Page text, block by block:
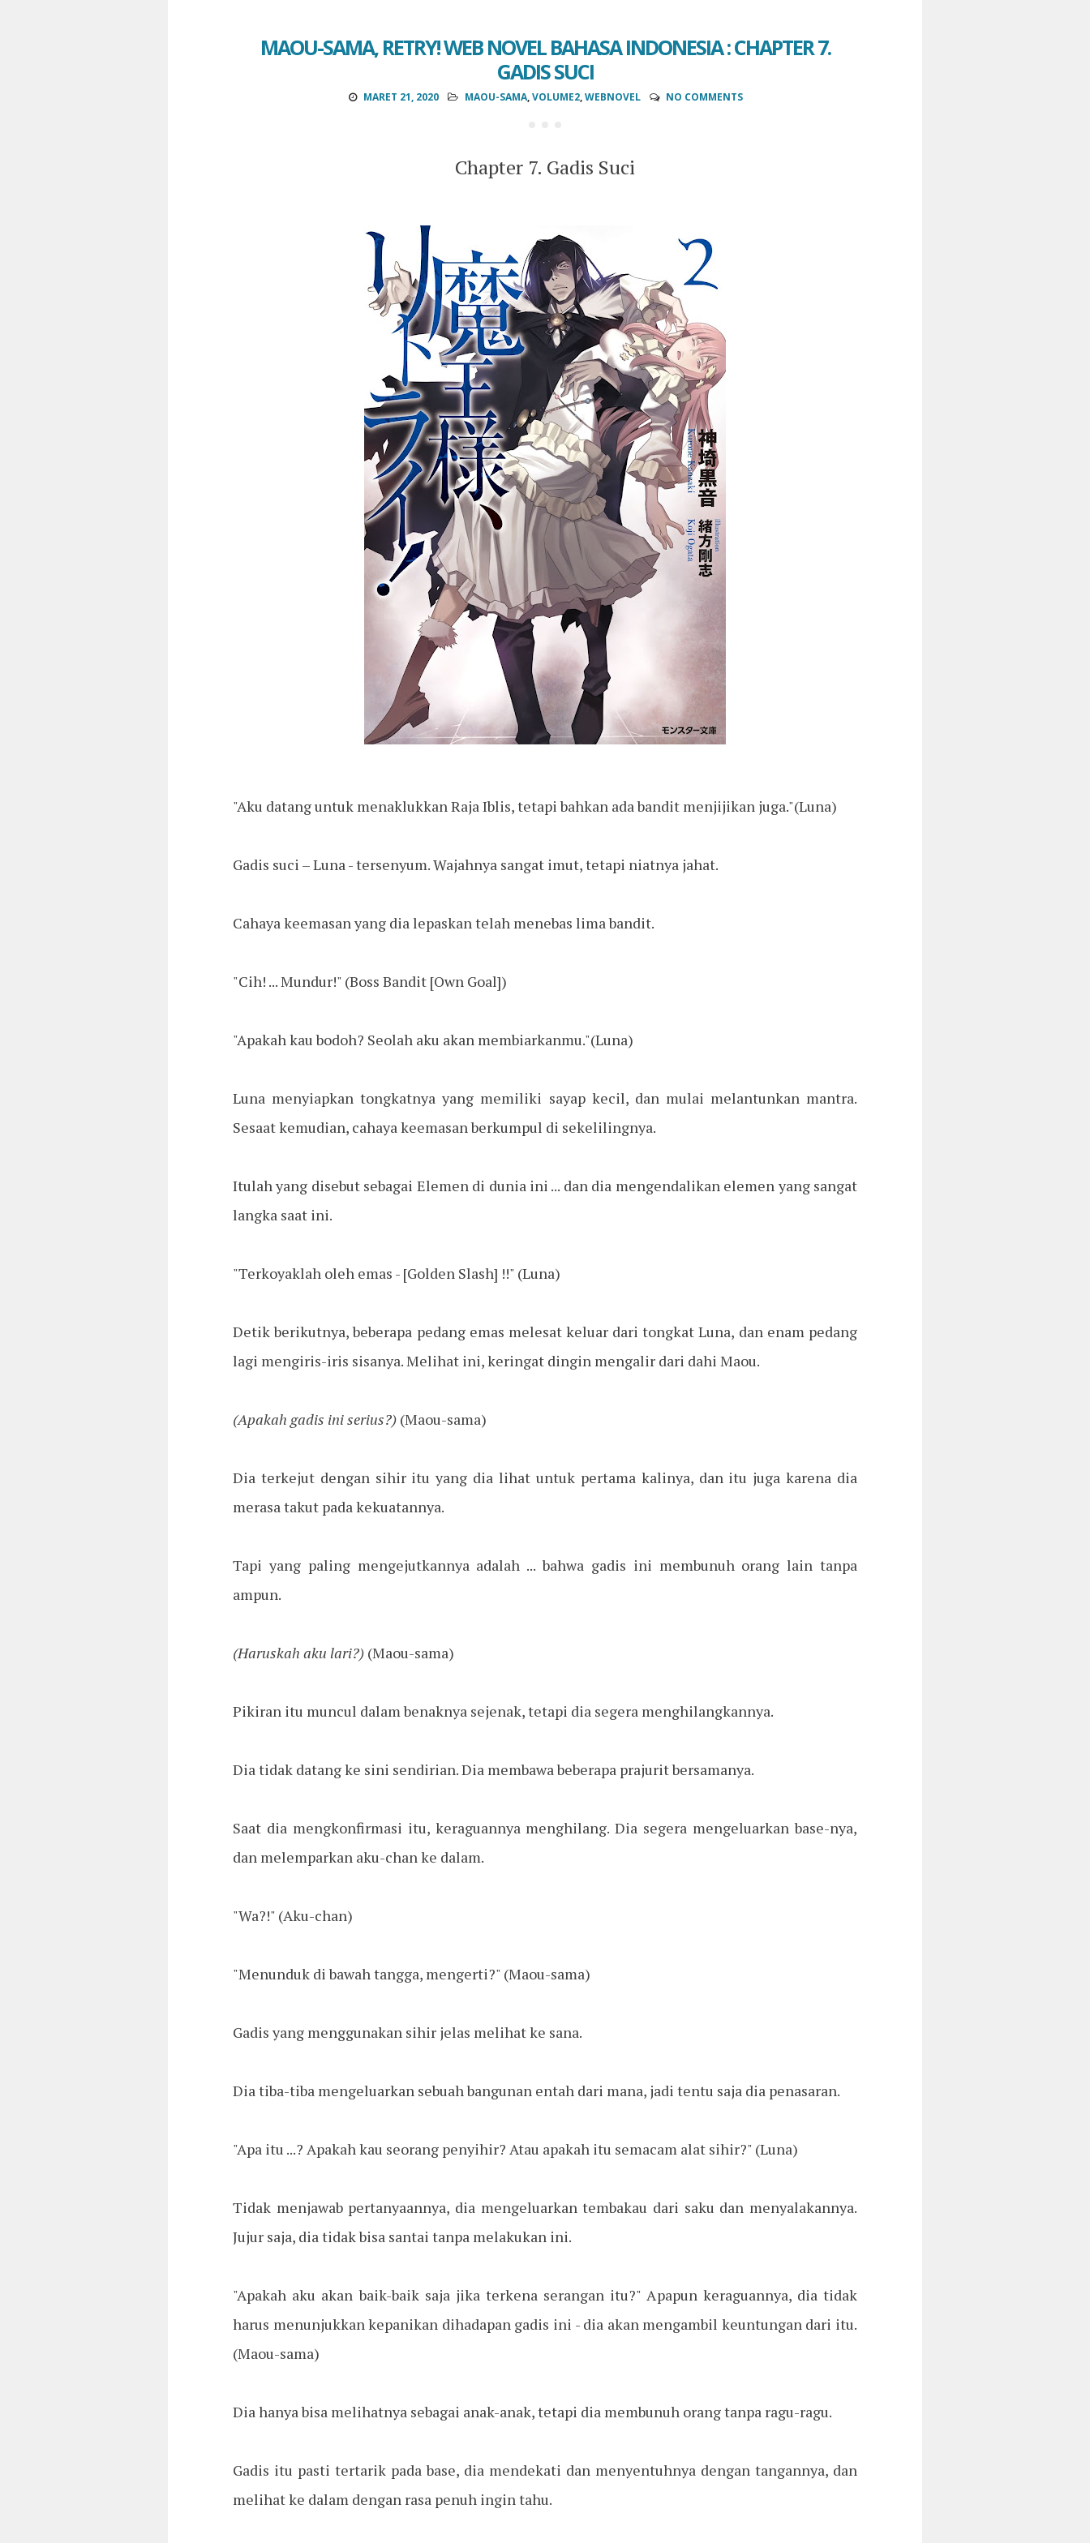
MAOU-SAMA, RETRY! WEB NOVEL BAHASA INDONESIA : CHAPTER 7.
GADIS SUCI
MARET 21, 2020 MAOU-SAMA,VOLUME2,WEBNOVEL NO COMMENTS
Chapter 7. Gadis Suci
"Aku datang untuk menaklukkan Raja Iblis, tetapi bahkan ada bandit menjijikan juga."(Luna)
Gadis suci – Luna - tersenyum. Wajahnya sangat imut, tetapi niatnya jahat.
Cahaya keemasan yang dia lepaskan telah menebas lima bandit.
"Cih! ... Mundur!" (Boss Bandit [Own Goal])
"Apakah kau bodoh? Seolah aku akan membiarkanmu."(Luna)
Luna menyiapkan tongkatnya yang memiliki sayap kecil, dan mulai melantunkan mantra.
Sesaat kemudian, cahaya keemasan berkumpul di sekelilingnya.
Itulah yang disebut sebagai Elemen di dunia ini ... dan dia mengendalikan elemen yang sangat
langka saat ini.
"Terkoyaklah oleh emas - [Golden Slash] !!" (Luna)
Detik berikutnya, beberapa pedang emas melesat keluar dari tongkat Luna, dan enam pedang
lagi mengiris-iris sisanya. Melihat ini, keringat dingin mengalir dari dahi Maou.
(Apakah gadis ini serius?) (Maou-sama)
Dia terkejut dengan sihir itu yang dia lihat untuk pertama kalinya, dan itu juga karena dia
merasa takut pada kekuatannya.
Tapi yang paling mengejutkannya adalah ... bahwa gadis ini membunuh orang lain tanpa
ampun.
(Haruskah aku lari?) (Maou-sama)
Pikiran itu muncul dalam benaknya sejenak, tetapi dia segera menghilangkannya.
Dia tidak datang ke sini sendirian. Dia membawa beberapa prajurit bersamanya.
Saat dia mengkonfirmasi itu, keraguannya menghilang. Dia segera mengeluarkan base-nya,
dan melemparkan aku-chan ke dalam.
"Wa?!" (Aku-chan)
"Menunduk di bawah tangga, mengerti?" (Maou-sama)
Gadis yang menggunakan sihir jelas melihat ke sana.
Dia tiba-tiba mengeluarkan sebuah bangunan entah dari mana, jadi tentu saja dia penasaran.
"Apa itu ...? Apakah kau seorang penyihir? Atau apakah itu semacam alat sihir?" (Luna)
Tidak menjawab pertanyaannya, dia mengeluarkan tembakau dari saku dan menyalakannya.
Jujur saja, dia tidak bisa santai tanpa melakukan ini.
"Apakah aku akan baik-baik saja jika terkena serangan itu?" Apapun keraguannya, dia tidak
harus menunjukkan kepanikan dihadapan gadis ini - dia akan mengambil keuntungan dari itu.
(Maou-sama)
Dia hanya bisa melihatnya sebagai anak-anak, tetapi dia membunuh orang tanpa ragu-ragu.
Gadis itu pasti tertarik pada base, dia mendekati dan menyentuhnya dengan tangannya, dan
melihat ke dalam dengan rasa penuh ingin tahu.